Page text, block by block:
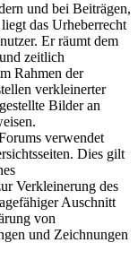
und bei Beiträgen,
das Urheberrecht
Er räumt dem
zeitlich
Rahmen der
verkleinerter
Bilder an
verwendet
Dies gilt
Verkleinerung des
Auschnitt
von
und Zeichnungen